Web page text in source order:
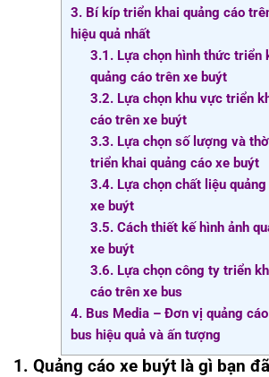
3. Bí kíp triển khai quảng cáo
hiệu quả nhất
3.1. Lựa chọn hình thức triển
quảng cáo trên xe buýt
3.2. Lựa chọn khu vực triển
cáo trên xe buýt
3.3. Lựa chọn số lượng và
triển khai quảng cáo xe buýt
3.4. Lựa chọn chất liệu
xe buýt
3.5. Cách thiết kế hình ảnh
xe buýt
3.6. Lựa chọn công ty triển
cáo trên xe bus
4. Bus Media – Đơn vị quảng
bus hiệu quả và ấn tượng
1. Quảng cáo xe buýt là gì bạn